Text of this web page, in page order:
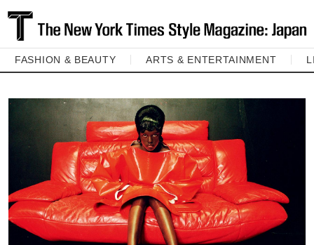
FASHION & BEAUTY ARTS & ENTERTAINMENT